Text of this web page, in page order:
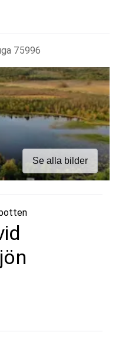
75996
Se alla bilder